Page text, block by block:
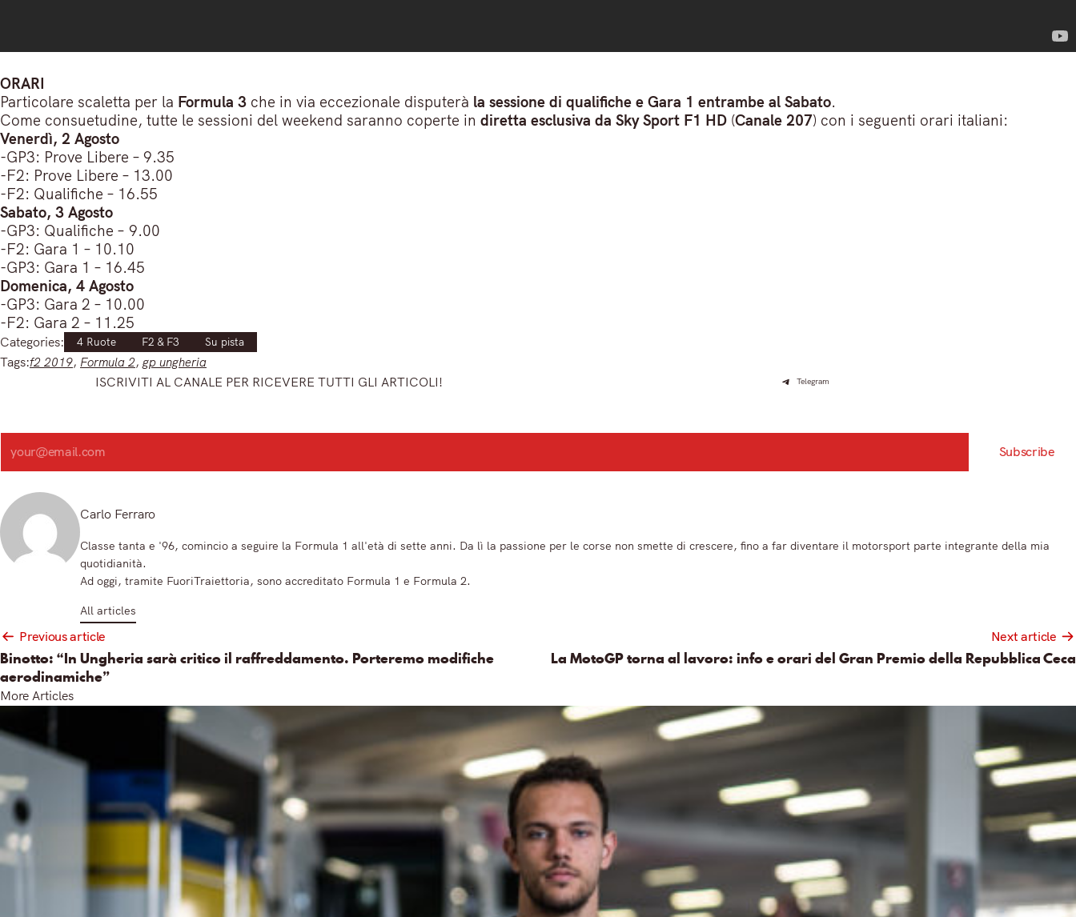
ORARI
Particolare scaletta per la Formula 3 che in via eccezionale disputerà la sessione di qualifiche e Gara 1 entrambe al Sabato.
Come consuetudine, tutte le sessioni del weekend saranno coperte in diretta esclusiva da Sky Sport F1 HD (Canale 207) con i seguenti orari italiani:
Venerdì, 2 Agosto
-GP3: Prove Libere – 9.35
-F2: Prove Libere – 13.00
-F2: Qualifiche – 16.55
Sabato, 3 Agosto
-GP3: Qualifiche – 9.00
-F2: Gara 1 – 10.10
-GP3: Gara 1 – 16.45
Domenica, 4 Agosto
-GP3: Gara 2 – 10.00
-F2: Gara 2 – 11.25
Categories: 4 Ruote F2 & F3 Su pista
Tags:f2 2019, Formula 2, gp ungheria
ISCRIVITI AL CANALE PER RICEVERE TUTTI GLI ARTICOLI! Telegram
Search
Subscribe
Carlo Ferraro
Classe tanta e '96, comincio a seguire la Formula 1 all'età di sette anni. Da lì la passione per le corse non smette di crescere, fino a far diventare il motorsport parte integrante della mia
quotidianità.
Ad oggi, tramite FuoriTraiettoria, sono accreditato Formula 1 e Formula 2.
All articles
Post
navigation
Previous article
Binotto: “In Ungheria sarà critico il raffreddamento. Porteremo modifiche
aerodinamiche”
Next article
La MotoGP torna al lavoro: info e orari del Gran Premio della Repubblica Ceca
More Articles